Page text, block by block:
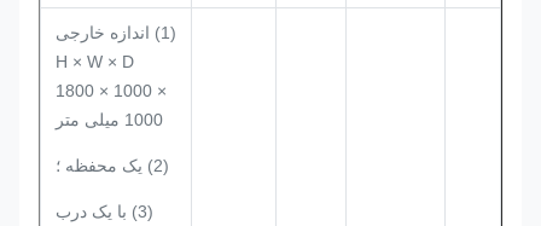
(1) اندازه خارجی
H × W × D
1800 × 1000 ×
1000 میلی متر
(2) یک محفظه ؛
(3) با یک درب